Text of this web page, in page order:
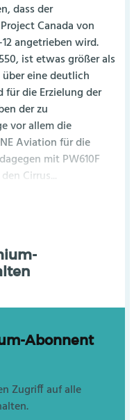
dass der
Canada von
angetrieben wird.
ist etwas größer als
eine deutlich
für die Erzielung der
der zu
vor allem die
Aviation für die
mit PW610F
Cirrus...
Abonnent
Zugriff auf alle